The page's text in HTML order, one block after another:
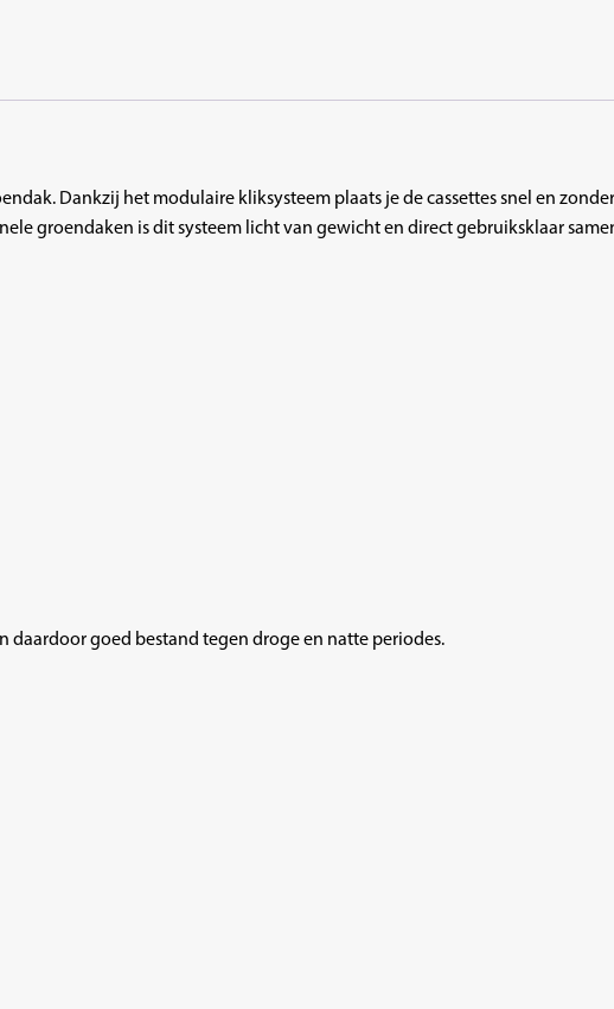
m²
Dankzij het modulaire kliksysteem plaats je de cassettes snel en
groendaken is dit systeem licht van gewicht en direct gebruiksklaar
daardoor goed bestand tegen droge en natte periodes.